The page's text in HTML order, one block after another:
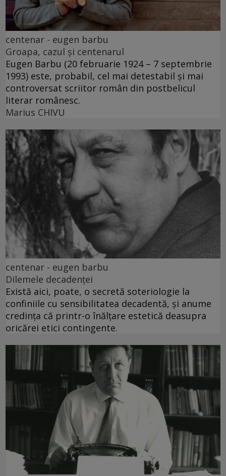
centenar - eugen barbu
Groapa, cazul și centenarul
Eugen Barbu (20 februarie 1924 – 7 septembrie
1993) este, probabil, cel mai detestabil și mai
controversat scriitor român din postbelicul
literar românesc.
Marius CHIVU
centenar - eugen barbu
Dilemele decadenței
Există aici, poate, o secretă soteriologie la
confiniile cu sensibilitatea decadentă, și anume
credința că printr-o înălțare estetică deasupra
oricărei etici contingente.